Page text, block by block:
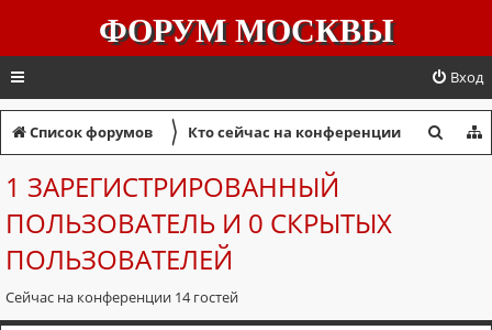
ФОРУМ МОСКВЫ
Вход
Список форумов 〉 Кто сейчас на конференции
1 ЗАРЕГИСТРИРОВАННЫЙ
ПОЛЬЗОВАТЕЛЬ И 0 СКРЫТЫХ
ПОЛЬЗОВАТЕЛЕЙ
Сейчас на конференции 14 гостей